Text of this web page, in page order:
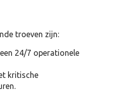
troeven zijn:
24/7 operationele
kritische